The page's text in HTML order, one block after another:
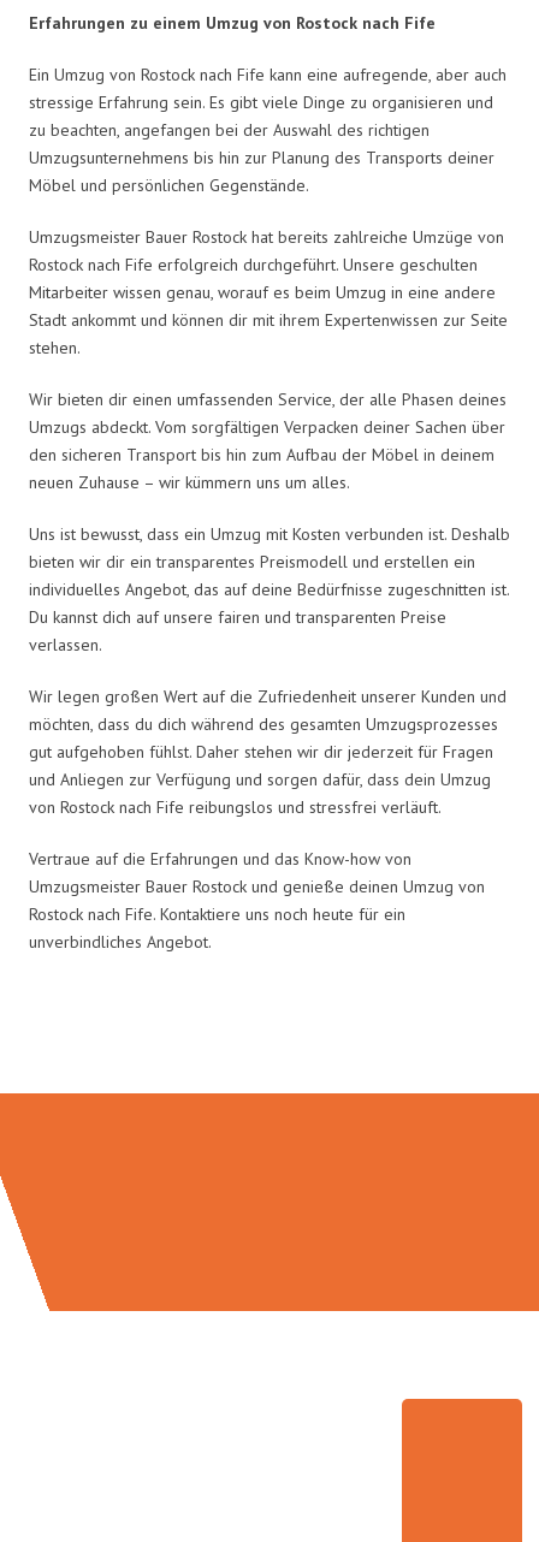
Erfahrungen zu einem Umzug von Rostock nach Fife
Ein Umzug von Rostock nach Fife kann eine aufregende, aber auch
stressige Erfahrung sein. Es gibt viele Dinge zu organisieren und
zu beachten, angefangen bei der Auswahl des richtigen
Umzugsunternehmens bis hin zur Planung des Transports deiner
Möbel und persönlichen Gegenstände.
Umzugsmeister Bauer Rostock hat bereits zahlreiche Umzüge von
Rostock nach Fife erfolgreich durchgeführt. Unsere geschulten
Mitarbeiter wissen genau, worauf es beim Umzug in eine andere
Stadt ankommt und können dir mit ihrem Expertenwissen zur Seite
stehen.
Wir bieten dir einen umfassenden Service, der alle Phasen deines
Umzugs abdeckt. Vom sorgfältigen Verpacken deiner Sachen über
den sicheren Transport bis hin zum Aufbau der Möbel in deinem
neuen Zuhause – wir kümmern uns um alles.
Uns ist bewusst, dass ein Umzug mit Kosten verbunden ist. Deshalb
bieten wir dir ein transparentes Preismodell und erstellen ein
individuelles Angebot, das auf deine Bedürfnisse zugeschnitten ist.
Du kannst dich auf unsere fairen und transparenten Preise
verlassen.
Wir legen großen Wert auf die Zufriedenheit unserer Kunden und
möchten, dass du dich während des gesamten Umzugsprozesses
gut aufgehoben fühlst. Daher stehen wir dir jederzeit für Fragen
und Anliegen zur Verfügung und sorgen dafür, dass dein Umzug
von Rostock nach Fife reibungslos und stressfrei verläuft.
Vertraue auf die Erfahrungen und das Know-how von
Umzugsmeister Bauer Rostock und genieße deinen Umzug von
Rostock nach Fife. Kontaktiere uns noch heute für ein
unverbindliches Angebot.